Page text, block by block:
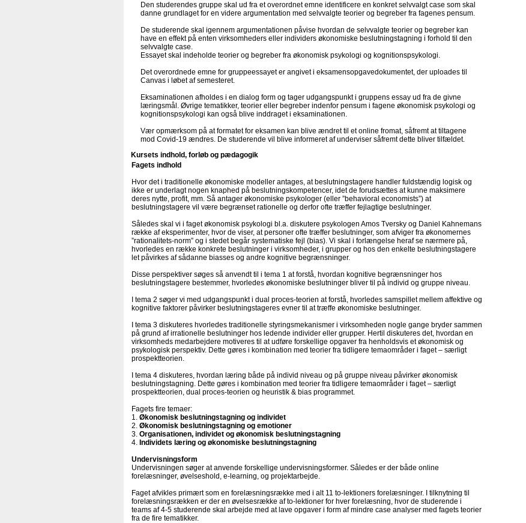
Den studerendes gruppe skal ud fra et overordnet emne identificere en konkret selvvalgt case som skal
danne grundlaget for en videre argumentation med selvvalgte teorier og begreber fra fagenes pensum.
De studerende skal igennem argumentationen påvise hvordan de selvvalgte teorier og begreber kan
have en effekt på enten virksomheders eller individers økonomiske beslutningstagning i forhold til den
selvvalgte case.
Essayet skal indeholde teorier og begreber fra økonomisk psykologi og kognitionspsykologi.
Det overordnede emne for gruppeessayet er angivet i eksamensopgavedokumentet, der uploades til
Canvas i løbet af semesteret.
Eksaminationen afholdes i en dialog form og tager udgangspunkt i gruppens essay ud fra de givne
læringsmål. Øvrige tematikker, teorier eller begreber indenfor pensum i fagene økonomisk psykologi og
kognitionspsykologi kan også blive inddraget i eksaminationen.
Vær opmærksom på at formatet for eksamen kan blive ændret til et online fromat, såfremt at tiltagene
mod Covid-19 ændres. De studerende vil blive informeret af underviser såfremt dette bliver tilfældet.
Kursets indhold, forløb og pædagogik
Fagets indhold
Hvor det i traditionelle økonomiske modeller antages, at beslutningstagere handler fuldstændig logisk og
ikke er underlagt nogen knaphed på beslutningskompetencer, idet de forudsættes at kunne maksimere
deres nytte, profit, mm. Så antager økonomiske psykologer (eller ”behavioral economists”) at
beslutningstagere vil være begrænset rationelle og derfor ofte træffer fejlagtige beslutninger.
Således skal vi i faget økonomisk psykologi bl.a. diskutere psykologen Amos Tversky og Daniel Kahnemans
række af eksperimenter, hvor de viser, at personer ofte træffer beslutninger, som afviger fra økonomernes
”rationalitets-norm” og i stedet begår systematiske fejl (bias). Vi skal i forlængelse heraf se nærmere på,
hvorledes en række konkrete beslutninger i virksomheder, i grupper og hos den enkelte beslutningstagere
let påvirkes af sådanne biasses og andre kognitive begrænsninger.
Disse perspektiver søges så anvendt til i tema 1 at forstå, hvordan kognitive begrænsninger hos
beslutningstagere bestemmer, hvorledes økonomiske beslutninger bliver til på individ og gruppe niveau.
I tema 2 søger vi med udgangspunkt i dual proces-teorien at forstå, hvorledes samspillet mellem affektive og
kognitive faktorer påvirker beslutningstageres evner til at træffe økonomiske beslutninger.
I tema 3 diskuteres hvorledes traditionelle styringsmekanismer i virksomheden nogle gange bryder sammen
på grund af irrationelle beslutninger hos ledende individer eller grupper. Hertil diskuteres det, hvordan en
virksomheds medarbejdere motiveres til at udføre forskellige opgaver fra henholdsvis et økonomisk og
psykologisk perspektiv. Dette gøres i kombination med teorier fra tidligere temaområder i faget – særligt
prospektteorien.
I tema 4 diskuteres, hvordan læring både på individ niveau og på gruppe niveau påvirker økonomisk
beslutningstagning. Dette gøres i kombination med teorier fra tidligere temaområder i faget – særligt
prospektteorien, dual proces-teorien og heuristik & bias programmet.
Fagets fire temaer:
1. Økonomisk beslutningstagning og individet
2. Økonomisk beslutningstagning og emotioner
3. Organisationen, individet og økonomisk beslutningstagning
4. Individets læring og økonomiske beslutningstagning
Undervisningsform
Undervisningen søger at anvende forskellige undervisningsformer. Således er der både online
forelæsninger, øvelseshold, e-learning, og projektarbejde.
Faget afvikles primært som en forelæsningsrække med i alt 11 to-lektioners forelæsninger. I tilknytning til
forelæsningsrækken er der en øvelsesrække af to-lektioner for hver forelæsning, hvor de studerende i
teams af 4-5 studerende skal arbejde med at lave opgaver i form af mindre case analyser med fagets teorier
fra de fire tematikker.